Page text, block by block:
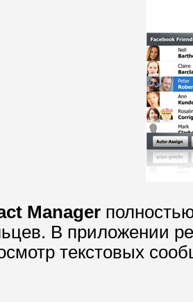
Manager
В приложении
текстовых